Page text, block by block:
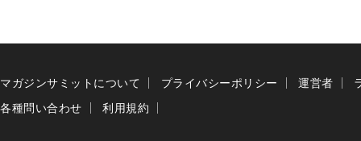
マガジンサミットについて プライバシーポリシー 運営者
各種問い合わせ
利用規約